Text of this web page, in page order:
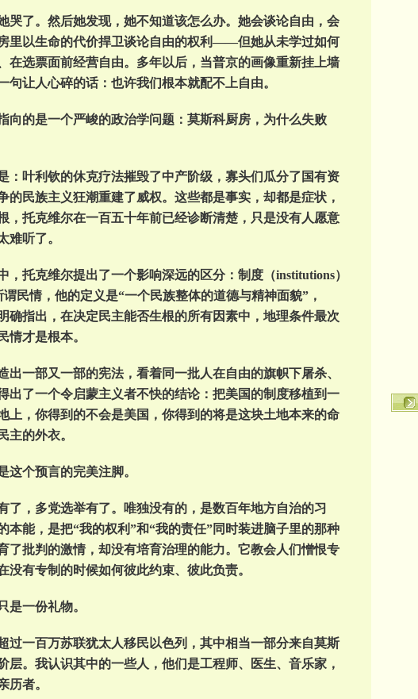
哭了。然后她发现，她不知道该怎么办。她会谈论自由，会
里以生命的代价捍卫谈论自由的权利——但她从未学过如何
在选票面前经营自由。多年以后，当普京的画像重新挂上墙
句让人心碎的话：也许我们根本就配不上自由。
向的是一个严峻的政治学问题：莫斯科厨房，为什么失败
：叶利钦的休克疗法摧毁了中产阶级，寡头们瓜分了国有资
的民族主义狂潮重建了威权。这些都是事实，却都是症状，
，托克维尔在一百五十年前已经诊断清楚，只是没有人愿意
难听了。
，托克维尔提出了一个影响深远的区分：制度（institutions）
民情，他的定义是“一个民族整体的道德与精神面貌”，
确指出，在决定民主能否生根的所有因素中，地理条件最次
情才是根本。
出一部又一部的宪法，看着同一批人在自由的旗帜下屠杀、
出了一个令启蒙主义者不快的结论：把美国的制度移植到一
上，你得到的不会是美国，你得到的将是这块土地本来的命
主的外衣。
这个预言的完美注脚。
了，多党选举有了。唯独没有的，是数百年地方自治的习
本能，是把“我的权利”和“我的责任”同时装进脑子里的那种
了批判的激情，却没有培育治理的能力。它教会人们憎恨专
没有专制的时候如何彼此约束、彼此负责。
是一份礼物。
过一百万苏联犹太人移民以色列，其中相当一部分来自莫斯
层。我认识其中的一些人，他们是工程师、医生、音乐家，
历者。